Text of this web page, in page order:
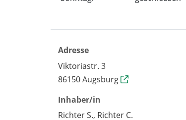
Adresse
Viktoriastr. 3
86150 Augsburg
Inhaber/in
Richter S., Richter C.